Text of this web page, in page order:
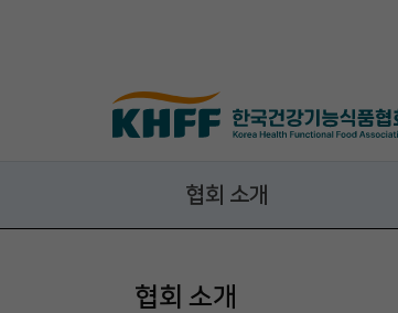
협회 소개
협회 소개